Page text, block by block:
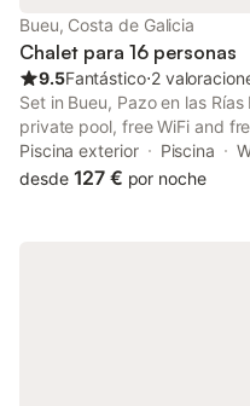
Bueu, Costa de Galicia
Chalet para 16 personas
9.5Fantástico⋅2
Set in Bueu, Pazo en las
private pool, free WiFi and
drive. With pool views, this
The property is non-smoking
Piscina exterior Piscina
desde 127 € por noche